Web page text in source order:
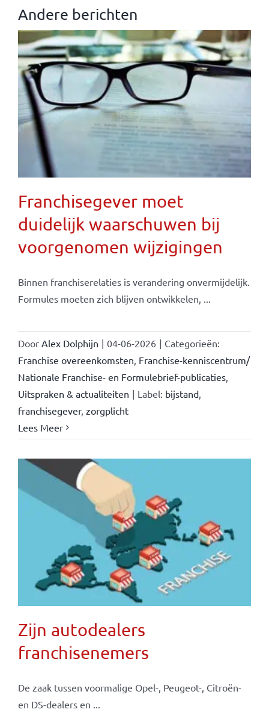
Andere berichten
Franchisegever moet
duidelijk waarschuwen bij
voorgenomen wijzigingen
Binnen franchiserelaties is verandering onvermijdelijk.
Formules moeten zich blijven ontwikkelen, ...
Door Alex Dolphijn | 04-06-2026 | Categorieën:
Franchise overeenkomsten Franchise-kenniscentrum/
Nationale Franchise- en Formulebrief-publicaties,
Uitspraken & actualiteiten | Label: bijstand,
franchisegever, zorgplicht
Lees Meer
Zijn autodealers
franchisenemers
De zaak tussen voormalige Opel-, Peugeot-, Citroën-
en DS-dealers en ...